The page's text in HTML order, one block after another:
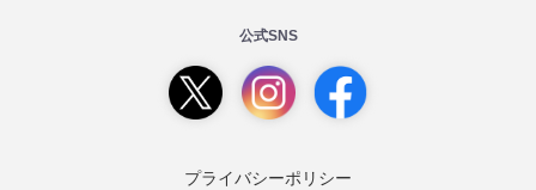
公式SNS
プライバシーポリシー